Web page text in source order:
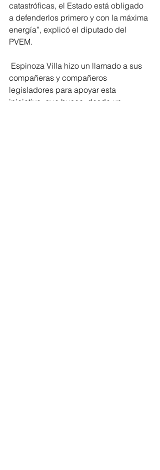
catastróficas, el Estado está obligado
a defenderlos primero y con la máxima
energía”, explicó el diputado del
PVEM.
compañeras y compañeros
legisladores para apoyar esta
iniciativa, que busca, desde un